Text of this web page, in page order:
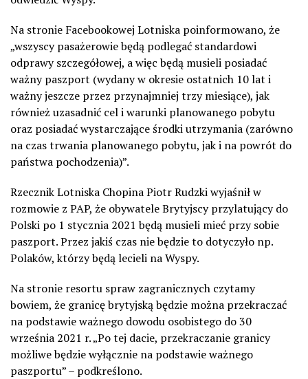
Na stronie Facebookowej Lotniska poinformowano, że
„wszyscy pasażerowie będą podlegać standardowi
odprawy szczegółowej, a więc będą musieli posiadać
ważny paszport (wydany w okresie ostatnich 10 lat i
ważny jeszcze przez przynajmniej trzy miesiące), jak
również uzasadnić cel i warunki planowanego pobytu
oraz posiadać wystarczające środki utrzymania (zarówno
na czas trwania planowanego pobytu, jak i na powrót do
państwa pochodzenia)”.
Rzecznik Lotniska Chopina Piotr Rudzki wyjaśnił w
rozmowie z PAP, że obywatele Brytyjscy przylatujący do
Polski po 1 stycznia 2021 będą musieli mieć przy sobie
paszport. Przez jakiś czas nie będzie to dotyczyło np.
Polaków, którzy będą lecieli na Wyspy.
Na stronie resortu spraw zagranicznych czytamy
bowiem, że granicę brytyjską będzie można przekraczać
na podstawie ważnego dowodu osobistego do 30
września 2021 r. „Po tej dacie, przekraczanie granicy
możliwe będzie wyłącznie na podstawie ważnego
paszportu” – podkreślono.